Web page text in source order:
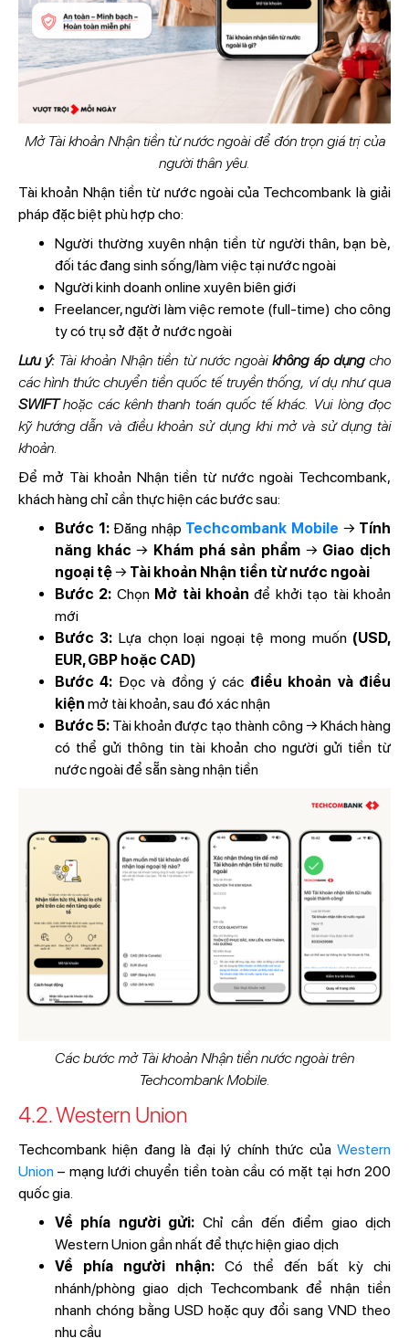
Mở Tài khoản Nhận tiền từ nước ngoài để đón trọn giá trị của
người thân yêu.
Tài khoản Nhận tiền từ nước ngoài của Techcombank là giải
pháp đặc biệt phù hợp cho:
Người thường xuyên nhận tiền từ người thân, bạn bè,
đối tác đang sinh sống/làm việc tại nước ngoài
Người kinh doanh online xuyên biên giới
Freelancer, người làm việc remote (full-time) cho công
ty có trụ sở đặt ở nước ngoài
Lưu ý:Tài khoản Nhận tiền từ nước ngoài không áp dụngcho
các hình thức chuyển tiền quốc tế truyền thống, ví dụ như qua
SWIFThoặc các kênh thanh toán quốc tế khác. Vui lòng đọc
kỹ hướng dẫn và điều khoản sử dụng khi mở và sử dụng tài
khoản.
Để mở Tài khoản Nhận tiền từ nước ngoài Techcombank,
khách hàng chỉ cần thực hiện các bước sau:
Bước 1: Đăng nhập Techcombank Mobile → Tính
năng khác → Khám phá sản phẩm → Giao dịch
ngoại tệ→ Tài khoản Nhận tiền từ nước ngoài
Bước 2: Chọn Mở tài khoản để khởi tạo tài khoản
mới
Bước 3:Lựa chọn loại ngoại tệ mong muốn(USD,
EUR, GBP hoặc CAD)
Bước 4: Đọc và đồng ý các điều khoản và điều
kiện mở tài khoản, sau đó xác nhận
Bước 5: Tài khoản được tạo thành công → Khách hàng
có thể gửi thông tin tài khoản cho người gửi tiền từ
nước ngoài để sẵn sàng nhận tiền
Các bước mở Tài khoản Nhận tiền nước ngoài trên
Techcombank Mobile.
4.2. Western Union
Techcombank hiện đang là đại lý chính thức củaWestern
Union– mạng lưới chuyển tiền toàn cầu có mặt tại hơn 200
quốc gia.
Về phía người gửi: Chỉ cần đến điểm giao dịch
Western Union gần nhất để thực hiện giao dịch
Về phía người nhận: Có thể đến bất kỳ chi
nhánh/phòng giao dịch Techcombank để nhận tiền
nhanh chóng bằng USD hoặc quy đổi sang VND theo
nhu cầu